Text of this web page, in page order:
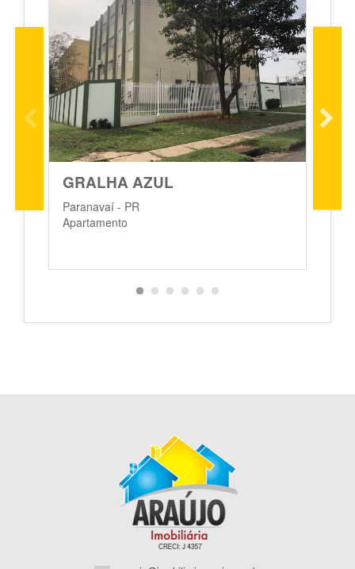
GRALHA AZUL
Paranavaí - PR
Apartamento